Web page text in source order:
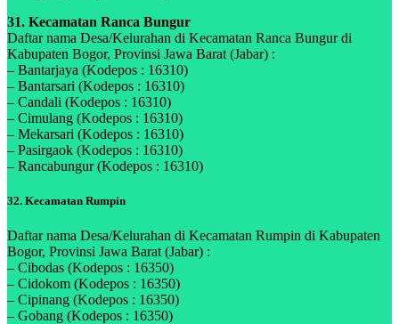
31. Kecamatan Ranca Bungur
Daftar nama Desa/Kelurahan di Kecamatan Ranca Bungur di
Kabupaten Bogor, Provinsi Jawa Barat (Jabar) :
– Bantarjaya (Kodepos : 16310)
– Bantarsari (Kodepos : 16310)
– Candali (Kodepos : 16310)
– Cimulang (Kodepos : 16310)
– Mekarsari (Kodepos : 16310)
– Pasirgaok (Kodepos : 16310)
– Rancabungur (Kodepos : 16310)
32. Kecamatan Rumpin
Daftar nama Desa/Kelurahan di Kecamatan Rumpin di Kabupaten
Bogor, Provinsi Jawa Barat (Jabar) :
– Cibodas (Kodepos : 16350)
– Cidokom (Kodepos : 16350)
– Cipinang (Kodepos : 16350)
– Gobang (Kodepos : 16350)